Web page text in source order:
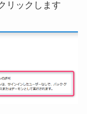
リックします